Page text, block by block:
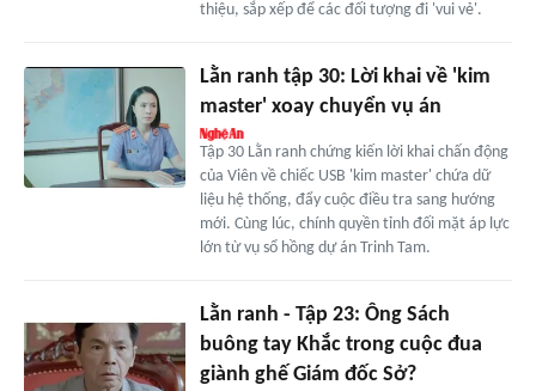
thiệu, sắp xếp để các đối tượng đi 'vui vẻ'.
Lằn ranh tập 30: Lời khai về 'kim
master' xoay chuyển vụ án
Tập 30 Lằn ranh chứng kiến lời khai chấn động
của Viên về chiếc USB 'kim master' chứa dữ
liệu hệ thống, đẩy cuộc điều tra sang hướng
mới. Cùng lúc, chính quyền tỉnh đối mặt áp lực
lớn từ vụ sổ hồng dự án Trinh Tam.
Lằn ranh - Tập 23: Ông Sách
buông tay Khắc trong cuộc đua
giành ghế Giám đốc Sở?